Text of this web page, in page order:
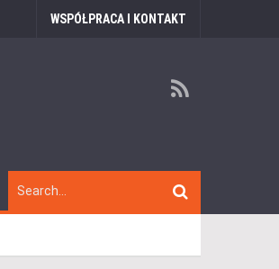
WSPÓŁPRACA I KONTAKT